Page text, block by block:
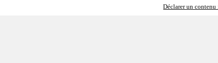
Déclarer un